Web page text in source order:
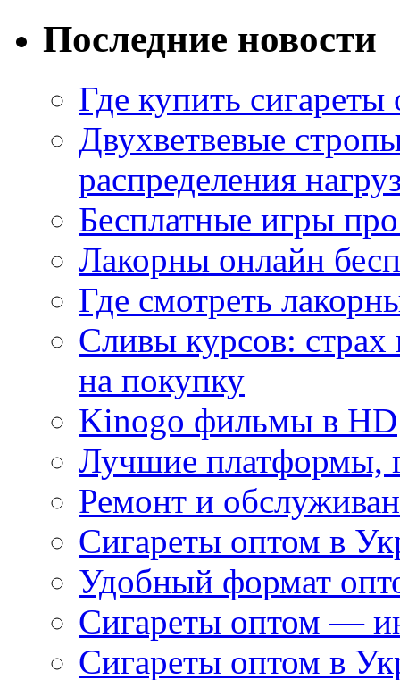
Последние новости
Где купить
Двухветвевые
распределения
Бесплатные игры
Лакорны онлайн
Где смотреть
Сливы курсов:
на покупку
Kinogo фильмы в HD
Лучшие платформы,
Ремонт и
Сигареты оптом в
Удобный формат
Сигареты оптом —
Сигареты оптом в